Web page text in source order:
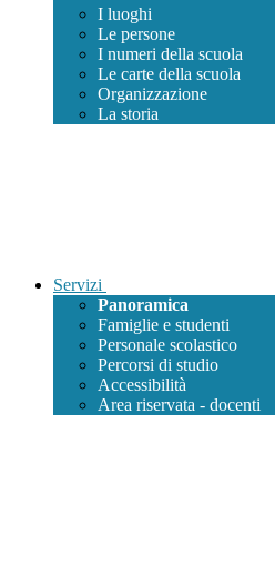
I luoghi
Le persone
I numeri della scuola
Le carte della scuola
Organizzazione
La storia
Servizi
Panoramica
Famiglie e studenti
Personale scolastico
Percorsi di studio
Accessibilità
Area riservata - docenti